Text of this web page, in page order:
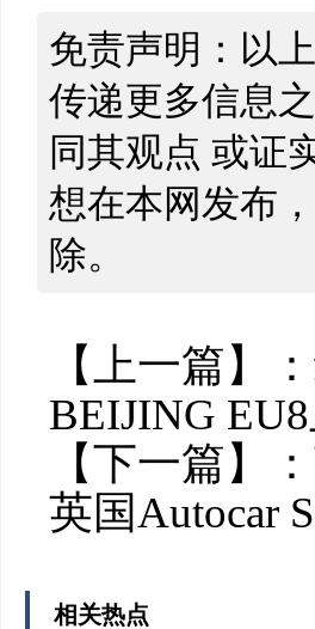
免责声明：以
传递更多信息
同其观点 或证
想在本网发布
除。
【上一篇】：
BEIJING
【下一篇】：
英国Autocar
相关热点